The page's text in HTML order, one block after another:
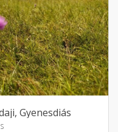
Gyenesdiás